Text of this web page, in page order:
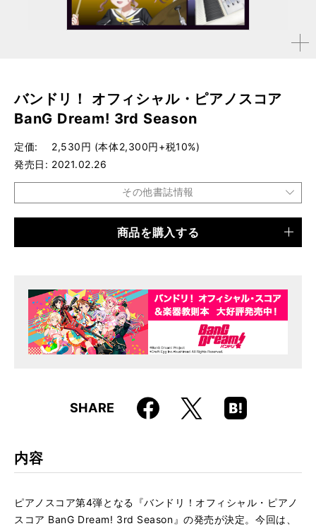
拡大す
バンドリ！ オフィシャル・ピアノスコア
BanG Dream! 3rd Season
定価
2,530円 (本体2,300円+税10%)
発売日
2021.02.26
その他書誌情報
4958537115192
商品を購入する
SHARE Faceboo
k
X
Hatena
Boo
内容
ピアノスコア第4弾となる『バンドリ！オフィシャル・ピアノ
スコア BanG Dream! 3rd Season』の発売が決定。今回は、